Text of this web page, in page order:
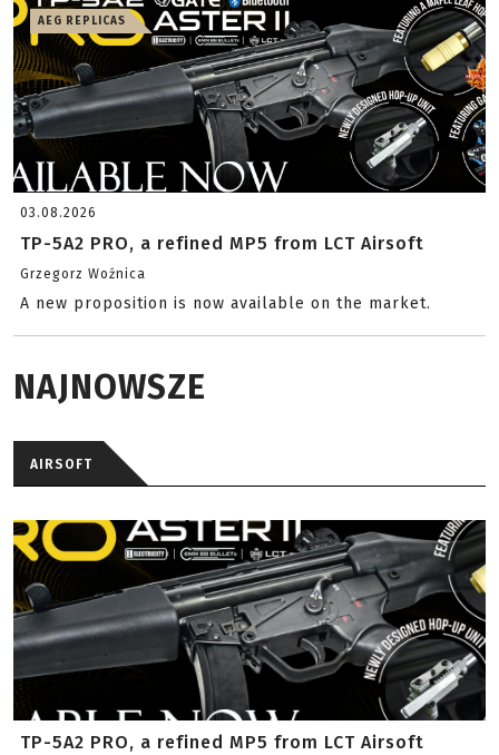
AEG REPLICAS
03.08.2026
TP-5A2 PRO, a refined MP5 from LCT Airsoft
Grzegorz Woźnica
A new proposition is now available on the market.
NAJNOWSZE
AIRSOFT
TP-5A2 PRO, a refined MP5 from LCT Airsoft